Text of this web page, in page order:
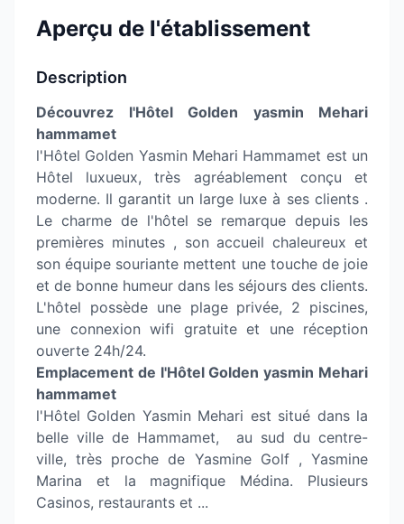
Aperçu de l'établissement
Description
Découvrez l'Hôtel Golden yasmin Mehari
hammamet
l'Hôtel Golden Yasmin Mehari Hammamet est un
Hôtel luxueux, très agréablement conçu et
moderne. Il garantit un large luxe à ses clients .
Le charme de l'hôtel se remarque depuis les
premières minutes , son accueil chaleureux et
son équipe souriante mettent une touche de joie
et de bonne humeur dans les séjours des clients.
L'hôtel possède une plage privée, 2 piscines,
une connexion wifi gratuite et une réception
ouverte 24h/24.
Emplacement de l'Hôtel Golden yasmin Mehari
hammamet
l'Hôtel Golden Yasmin Mehari est situé dans la
belle ville de Hammamet, au sud du centre-
ville, très proche de Yasmine Golf , Yasmine
Marina et la magnifique Médina. Plusieurs
Casinos, restaurants et ...